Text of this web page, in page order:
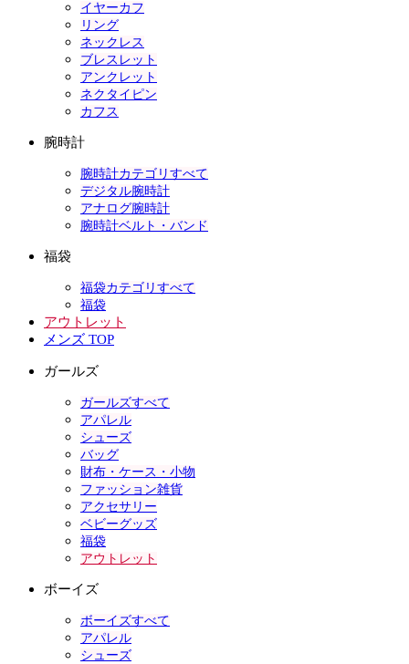
イヤーカフ
リング
ネックレス
ブレスレット
アンクレット
ネクタイピン
カフス
腕時計
腕時計カテゴリすべて
デジタル腕時計
アナログ腕時計
腕時計ベルト・バンド
福袋
福袋カテゴリすべて
福袋
アウトレット
メンズ TOP
ガールズ
ガールズすべて
アパレル
シューズ
バッグ
財布・ケース・小物
ファッション雑貨
アクセサリー
ベビーグッズ
福袋
アウトレット
ボーイズ
ボーイズすべて
アパレル
シューズ